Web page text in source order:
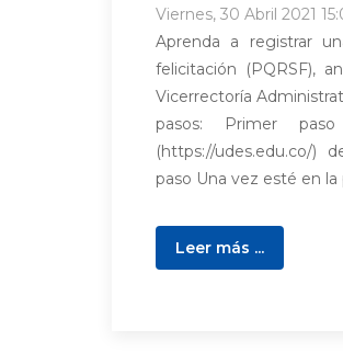
Viernes, 30 Abril 2021
Aprenda a registrar
felicitación (PQRSF),
Vicerrectoría
pasos: Primer
(https://udes.edu.co/)
paso Una vez esté en la
Leer más ...